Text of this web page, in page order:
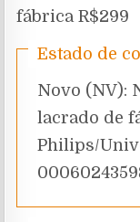
Estado de
Novo (NV):
lacrado de
Philips/